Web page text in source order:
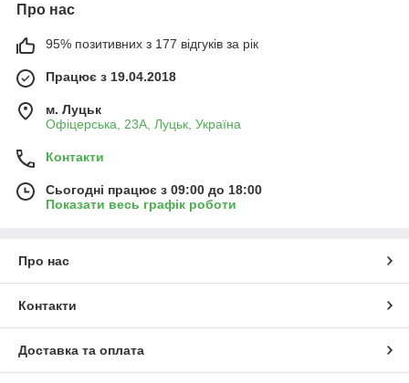
Про нас
95% позитивних з 177 відгуків за рік
Працює з 19.04.2018
м. Луцьк
Офіцерська, 23А, Луцьк, Україна
Контакти
Сьогодні працює з 09:00 до 18:00
Показати весь графік роботи
Про нас
Контакти
Доставка та оплата